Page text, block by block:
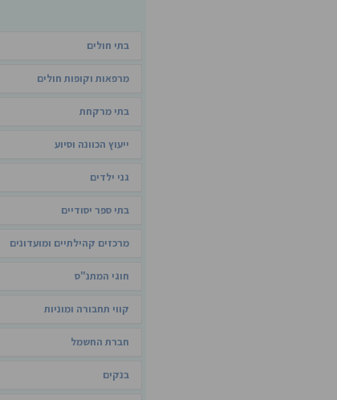
בתי חולים
מרפאות וקופות חולים
בתי מרקחת
ייעוץ הכוונה וסיוע
גני ילדים
בתי ספר יסודיים
מרכזים קהילתיים ומועדונים
חוגי המתנ"ס
קווי תחבורה ומוניות
חברת החשמל
בנקים